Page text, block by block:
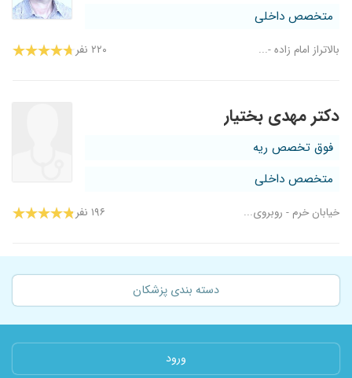
متخصص داخلی
بالاتراز امام زاده -... ۲۲۰ نفر
دکتر مهدی بختیار
فوق تخصص ریه
متخصص داخلی
خیابان خرم - روبروی... ۱۹۶ نفر
دسته بندی پزشکان
ورود